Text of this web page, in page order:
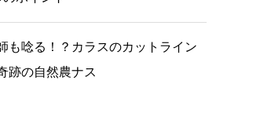
も唸る！？カラスのカットライン
跡の自然農ナス